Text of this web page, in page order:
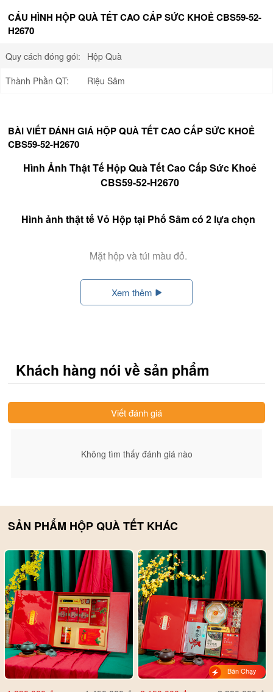
CẤU HÌNH HỘP QUÀ TẾT CAO CẤP SỨC KHOẺ CBS59-52-
H2670
Quy cách đóng gói:
Hộp Quà
Thành Phần QT:
Riệu Sâm
BÀI VIẾT ĐÁNH GIÁ HỘP QUÀ TẾT CAO CẤP SỨC KHOẺ
CBS59-52-H2670
Hình Ảnh Thật Tế Hộp Quà Tết Cao Cấp Sức Khoẻ
CBS59-52-H2670
Hình ảnh thật tế Vỏ Hộp tại Phố Sâm có 2 lựa chọn
Mặt hộp và túi màu đỏ.
Cận cảnh mặt hộp đỏ .
Cận cảnh mặt hộp vàng.
Xem toàn bộ Quà Tết tại Phố Sâm:
https://phosam.vn/hop-qua-tet.html
- Toàn bộ Quà Tết tại Phố Sâm : https://phosam.vn/qua-tang-
Xem thêm
Khách hàng nói về sản phẩm
Viết đánh giá
Không tìm thấy đánh giá nào
SẢN PHẨM HỘP QUÀ TẾT KHÁC
Bán Chạy